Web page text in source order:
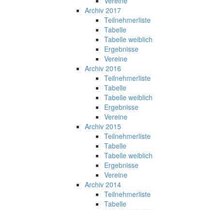
Archiv 2017
Teilnehmerliste
Tabelle
Tabelle weiblich
Ergebnisse
Vereine
Archiv 2016
Teilnehmerliste
Tabelle
Tabelle weiblich
Ergebnisse
Vereine
Archiv 2015
Teilnehmerliste
Tabelle
Tabelle weiblich
Ergebnisse
Vereine
Archiv 2014
Teilnehmerliste
Tabelle